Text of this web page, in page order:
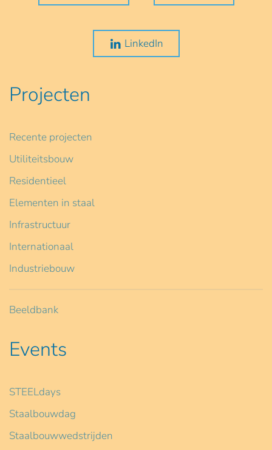
LinkedIn
Projecten
Recente projecten
Utiliteitsbouw
Residentieel
Elementen in staal
Infrastructuur
Internationaal
Industriebouw
Beeldbank
Events
STEELdays
Staalbouwdag
Staalbouwwedstrijden